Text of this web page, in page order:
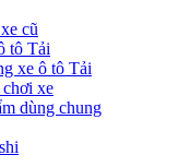
cũ
tô Tải
xe ô tô Tải
xe
dùng chung